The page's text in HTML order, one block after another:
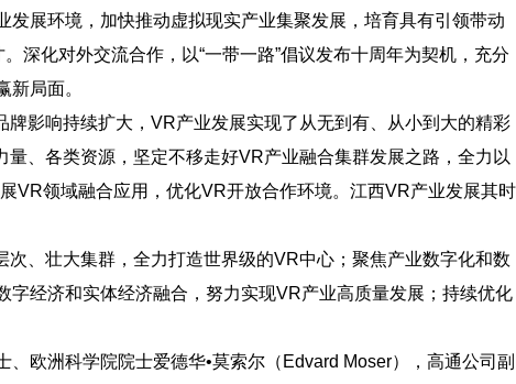
展环境，加快推动虚拟现实产业集聚发展，培育具有引领带动
深化对外交流合作，以“一带一路”倡议发布十周年为契机，充分
局面。
影响持续扩大，VR产业发展实现了从无到有、从小到大的精彩
、各类资源，坚定不移走好VR产业融合集群发展之路，全力以
VR领域融合应用，优化VR开放合作环境。江西VR产业发展其时
、壮大集群，全力打造世界级的VR中心；聚焦产业数字化和数
经济和实体经济融合，努力实现VR产业高质量发展；持续优化
欧洲科学院院士爱德华•莫索尔（Edvard Moser），高通公司副